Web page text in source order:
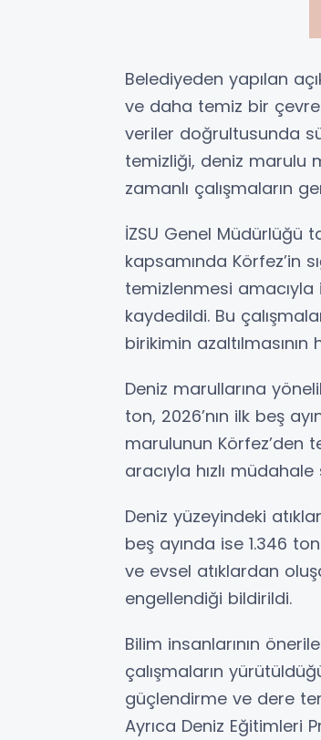
Belediyeden yapılan
ve daha temiz bir çevre
veriler doğrultusunda
temizliği, deniz marulu
zamanlı çalışmaların
İZSU Genel Müdürlüğü
kapsamında Körfez’in
temizlenmesi amacıyla
kaydedildi. Bu
birikimin azaltılmasının
Deniz marullarına
ton, 2026’nın ilk beş
marulunun Körfez’den
aracıyla hızlı
Deniz yüzeyindeki
beş ayında ise 1.346
ve evsel atıklardan
engellendiği bildirildi.
Bilim insanlarının
çalışmaların
güçlendirme ve dere
Ayrıca Deniz Eğitimleri